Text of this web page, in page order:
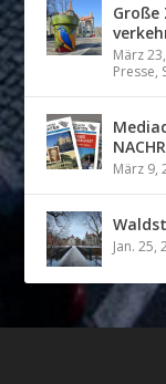
März
Presse,
März 9,
Jan. 25,